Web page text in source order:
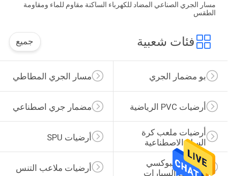
مسار الجري الصناعي المضاد للكهرباء الساكنة مقاوم للماء ومقاومة
الطقس
فئات شعبية جميع
مسار الجري المطاطي بو مضمار الجري
مضمار جري اصطناعي أرضيات PVC الرياضية
أرضيات SPU
أرضيات ملعب كرة
السلة الاصطناعية
أرضيات ملاعب التنس
أرضيات إيبوكسي
لمواقف السيارات